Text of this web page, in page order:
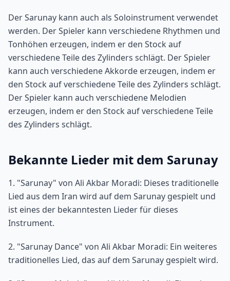
Der Sarunay kann auch als Soloinstrument verwendet
werden. Der Spieler kann verschiedene Rhythmen und
Tonhöhen erzeugen, indem er den Stock auf
verschiedene Teile des Zylinders schlägt. Der Spieler
kann auch verschiedene Akkorde erzeugen, indem er
den Stock auf verschiedene Teile des Zylinders schlägt.
Der Spieler kann auch verschiedene Melodien
erzeugen, indem er den Stock auf verschiedene Teile
des Zylinders schlägt.
Bekannte Lieder mit dem Sarunay
1. "Sarunay" von Ali Akbar Moradi: Dieses traditionelle
Lied aus dem Iran wird auf dem Sarunay gespielt und
ist eines der bekanntesten Lieder für dieses
Instrument.
2. "Sarunay Dance" von Ali Akbar Moradi: Ein weiteres
traditionelles Lied, das auf dem Sarunay gespielt wird.